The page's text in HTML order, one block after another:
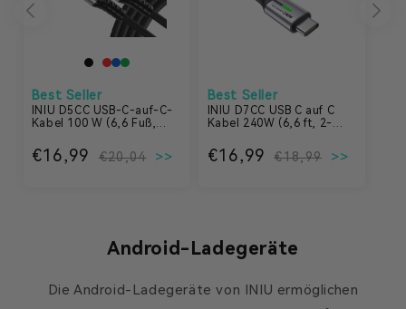
Best Seller
INIU D5CC USB-C-auf-C-
Kabel 100 W (6,6 Fuß,
Normaler Preis
€20,04 Verkaufspreis
€16,99
Best Seller
INIU D7CC USB C auf C
Kabel 240W (6,6 ft, 2-
€18,99
€16,99
Android-Ladegeräte
Die Android-Ladegeräte von INIU ermöglichen